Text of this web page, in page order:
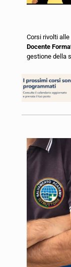
Corsi rivolti alle
Docente
gestione della